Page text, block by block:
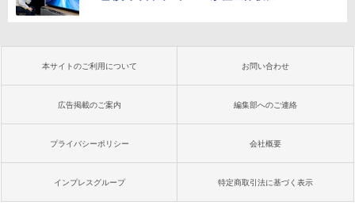
本サイトのご利用について お問い合わせ
広告掲載のご案内 編集部へのご連絡
プライバシーポリシー 会社概要
インプレスグループ 特定商取引法に基づく表示